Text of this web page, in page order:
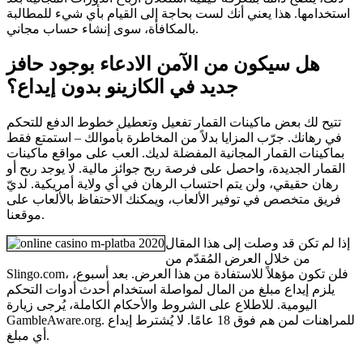
استخدامها. هذا يعني أنك لست بحاجة إلى القيام بأي شيء للمطالبة
بالمكافأة، سوى إنشاء حساب مجاني.
هل سيكون من الآمن الادعاء بوجود حافز
جديد في الكازينو بدون إيداع؟
تتيح لك بعض ماكينات القمار تفعيل وتعطيل خطوط الدفع للتحكم
في رهانك. جرّب المزايا بدلاً من المخاطرة بأموالك – استمتع فقط
بماكينات القمار المجانية المفضلة لديك. العب على مواقع ماكينات
القمار الجديدة، واحصل على فرصة ربح جوائز مالية. لا يوجد ربح أو
رهان حقيقي، ولن يتم احتساب الرهان في أي ولاية أمريكية. لديّ
فريق متخصص في توفير الألعاب، ويمكنك الاحتفاظ بالألعاب على
موقعنا.
إذا لم تكن قد وصلت إلى هذا المقال
من خلال العرض المُقدّم من
Slingo.com، فلن تكون مؤهلاً للاستفادة من هذا العرض. بعد أسبوع،
يلزم إيداع مبلغ من المال لمواصلة استخدام أحدث أدوات التحكم
اليومية. للاطلاع على الشروط والأحكام الكاملة، يُرجى زيارة
GambleAware.org. للمراهنات لمن هم فوق 18 عامًا. لا يُشترط إيداع
أي مبلغ.